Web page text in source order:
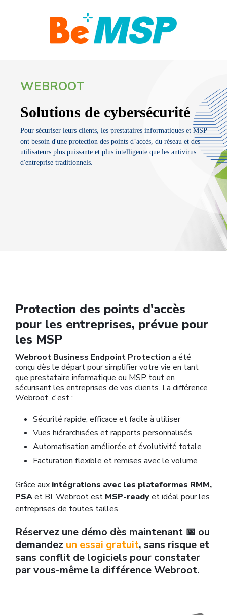
WEBROOT
Solutions de cybersécurité
Pour sécuriser leurs clients, les prestataires informatiques et MSP
ont besoin d'une protection des points d’accès, du réseau et des
utilisateurs plus puissante et plus intelligente que les antivirus
d'entreprise traditionnels.
Protection des points d'accès
pour les entreprises, prévue pour
les MSP
Webroot Business Endpoint Protection a été
conçu dès le départ pour simplifier votre vie en tant
que prestataire informatique ou MSP tout en
sécurisant les entreprises de vos clients. La différence
Webroot, c'est :
Sécurité rapide, efficace et facile à utiliser
Vues hiérarchisées et rapports personnalisés
Automatisation améliorée et évolutivité totale
Facturation flexible et remises avec le volume
Grâce aux intégrations avec les plateformes RMM,
PSAet BI, Webroot est MSP-readyet idéal pour les
entreprises de toutes tailles.
Réservez une démo dès maintenant 📅 ou
demandez un essai gratuit, sans risque et
sans conflit de logiciels pour constater
par vous-même la différence Webroot.